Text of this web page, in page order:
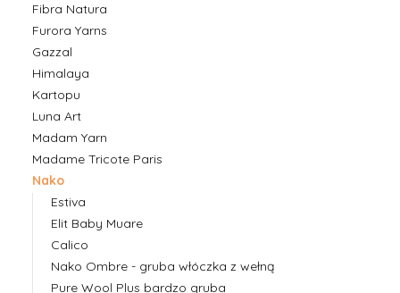
Fibra Natura
Furora Yarns
Gazzal
Himalaya
Kartopu
Luna Art
Madam Yarn
Madame Tricote Paris
Nako
Estiva
Elit Baby Muare
Calico
Nako Ombre - gruba włóczka z wełną
Pure Wool Plus bardzo gruba